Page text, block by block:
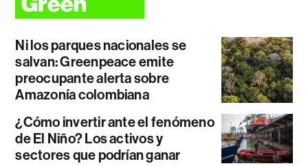
Ni los parques nacionales se
salvan: Greenpeace emite
preocupante alerta sobre
Amazonía colombiana
¿Cómo invertir ante el fenómeno
de El Niño? Los activos y
sectores que podrían ganar